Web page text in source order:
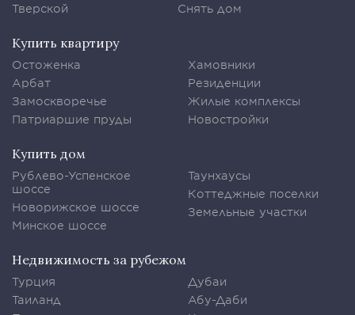
Тверской
Снять дом
Купить квартиру
Остоженка
Арбат
Замоскворечье
Патриаршие пруды
Хамовники
Резиденции
Жилые комплексы
Новостройки
Купить дом
Рублево-Успенское
шоссе
Новорижское шоссе
Минское шоссе
Таунхаусы
Коттеджные поселки
Земельные участки
Недвижимость за рубежом
Турция
Таиланд
Дубаи
Абу-Даби